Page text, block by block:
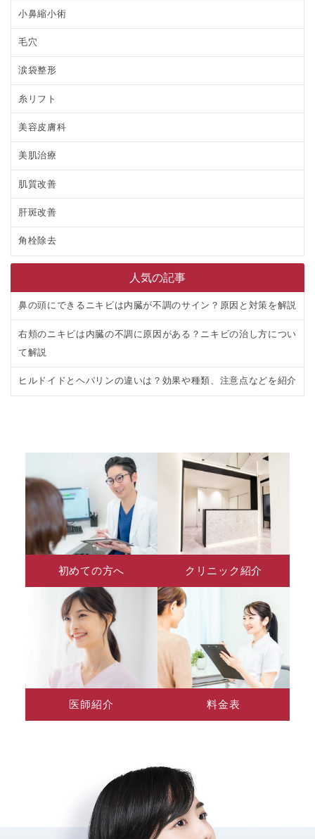
小鼻縮小術
毛穴
涙袋整形
糸リフト
美容皮膚科
美肌治療
肌質改善
肝斑改善
角栓除去
人気の記事
鼻の頭にできるニキビは内臓が不調のサイン？原因と対策を解説
右頬のニキビは内臓の不調に原因がある？ニキビの治し方につい
て解説
ヒルドイドとヘパリンの違いは？効果や種類、注意点などを紹介
初めての方へ クリニック紹介
医師紹介 料金表